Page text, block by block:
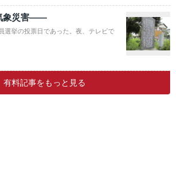
象災害――
選挙の投票日であった。夜、テレビで
有料記事をもっと見る